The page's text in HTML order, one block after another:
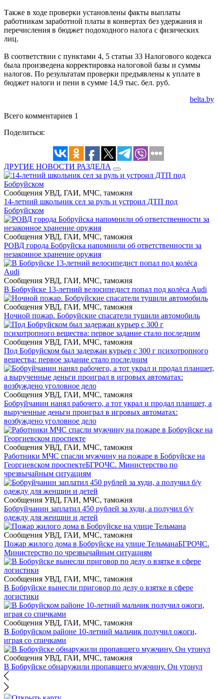
Также в ходе проверки установлены факты выплаты
работникам заработной платы в конвертах без удержания и
перечисления в бюджет подоходного налога с физических
лиц.
В соответствии с пунктами 4, 5 статьи 33 Налогового кодекса
была произведена корректировка налоговой базы и суммы
налогов. По результатам проверки предъявлены к уплате в
бюджет налоги и пени в сумме 14,9 тыс. бел. руб.
belta.by
Всего комментариев 1
Поделиться:
ДРУГИЕ НОВОСТИ РАЗДЕЛА
Сообщения УВД, ГАИ, МЧС, таможня
14-летний школьник сел за руль и устроил ДТП под
Бобруйском
Сообщения УВД, ГАИ, МЧС, таможня
РОВД города Бобруйска напомнили об ответственности за
незаконное хранение оружия
Сообщения УВД, ГАИ, МЧС, таможня
В Бобруйске 13-летний велосипедист попал под колёса Audi
Сообщения УВД, ГАИ, МЧС, таможня
Ночной пожар. Бобруйские спасатели тушили автомобиль
Сообщения УВД, ГАИ, МЧС, таможня
Под Бобруйском был задержан курьер с 300 г психотропного
вещества: первое задание стало последним
Сообщения УВД, ГАИ, МЧС, таможня
Бобруйчанин нанял рабочего, а тот украл и продал планшет, а
вырученные деньги проиграл в игровых автоматах:
возбуждено уголовное дело
Сообщения УВД, ГАИ, МЧС, таможня
Работники МЧС спасли мужчину на пожаре в Бобруйске на
Георгиевском проспектеБГРОЧС. Министерство по
чрезвычайным ситуациям
Сообщения УВД, ГАИ, МЧС, таможня
Бобруйчанин заплатил 450 рублей за худи, а получил б/у
одежду для женщин и детей
Сообщения УВД, ГАИ, МЧС, таможня
Пожар жилого дома в Бобруйске на улице ТельманаБГРОЧС.
Министерство по чрезвычайным ситуациям
Сообщения УВД, ГАИ, МЧС, таможня
В Бобруйске вынесли приговор по делу о взятке в сфере
логистики
Сообщения УВД, ГАИ, МЧС, таможня
В Бобруйском районе 10-летний мальчик получил ожоги,
играя со спичками
Сообщения УВД, ГАИ, МЧС, таможня
В Бобруйске обнаружили пропавшего мужчину. Он утонул